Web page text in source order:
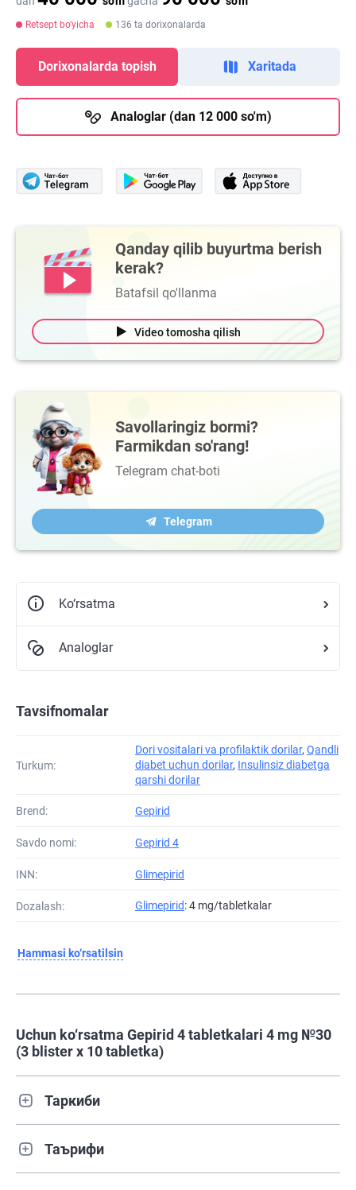
Retsept bo'yicha 136 ta dorixonalarda
Dorixonalarda topish Xaritada
Analoglar (dan 12 000 so'm)
Qanday qilib buyurtma berish
kerak?
Batafsil qo'llanma
Video tomosha qilish
Savollaringiz bormi?
Farmikdan so'rang!
Telegram chat-boti
Telegram
Ko‘rsatma
Analoglar
Tavsifnomalar
Turkum:
Dori vositalari va profilaktik dorilar, Qandli
diabet uchun dorilar, Insulinsiz diabetga
qarshi dorilar
Brend: Gepirid
Savdo nomi: Gepirid 4
INN: Glimepirid
Dozalash: Glimepirid: 4 mg/tabletkalar
Hammasi ko‘rsatilsin
Uchun ko‘rsatma Gepirid 4 tabletkalari 4 mg №30
(3 blister х 10 tabletka)
Таркиби
Таърифи